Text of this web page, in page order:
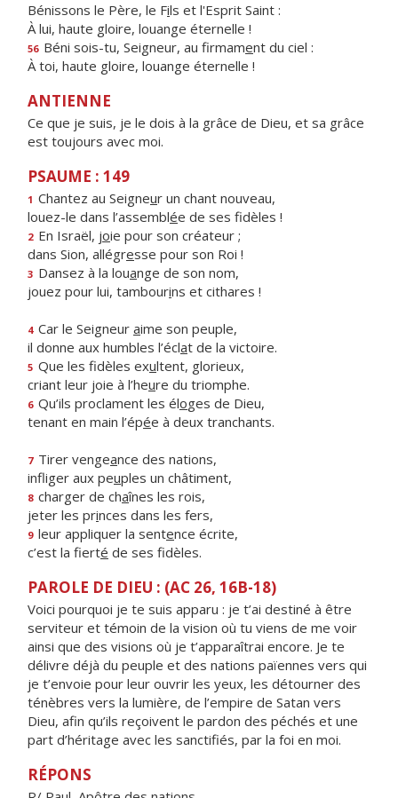
Bénissons le Père, le Fils et l'Esprit Saint :
À lui, haute gloire, louange éternelle !
56 Béni sois-tu, Seigneur, au firmament du ciel :
À toi, haute gloire, louange éternelle !
ANTIENNE
Ce que je suis, je le dois à la grâce de Dieu, et sa grâce
est toujours avec moi.
PSAUME : 149
1 Chantez au Seigneur un chant nouveau,
louez-le dans l’assemblée de ses fidèles !
2 En Israël, joie pour son créateur ;
dans Sion, allégresse pour son Roi !
3 Dansez à la louange de son nom,
jouez pour lui, tambourins et cithares !
4 Car le Seigneur aime son peuple,
il donne aux humbles l’éclat de la victoire.
5 Que les fidèles exultent, glorieux,
criant leur joie à l’heure du triomphe.
6 Qu’ils proclament les éloges de Dieu,
tenant en main l’épée à deux tranchants.
7 Tirer vengeance des nations,
infliger aux peuples un châtiment,
8 charger de chaînes les rois,
jeter les princes dans les fers,
9 leur appliquer la sentence écrite,
c’est la fierté de ses fidèles.
PAROLE DE DIEU : (AC 26, 16B-18)
Voici pourquoi je te suis apparu : je t’ai destiné à être
serviteur et témoin de la vision où tu viens de me voir
ainsi que des visions où je t’apparaîtrai encore. Je te
délivre déjà du peuple et des nations païennes vers qui
je t’envoie pour leur ouvrir les yeux, les détourner des
ténèbres vers la lumière, de l’empire de Satan vers
Dieu, afin qu’ils reçoivent le pardon des péchés et une
part d’héritage avec les sanctifiés, par la foi en moi.
RÉPONS